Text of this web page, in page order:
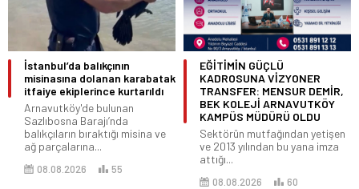
İstanbul’da balıkçının
misinasına dolanan karabatak
itfaiye ekiplerince kurtarıldı
Arnavutköy'de bulunan
Sazlıbosna Barajı’nda
balıkçıların bıraktığı misina ve
ağ parçalarına...
08.08.2026 55
EĞİTİMİN GÜÇLÜ
KADROSUNA VİZYONER
TRANSFER: MENSUR DEMİR,
BEK KOLEJİ ARNAVUTKÖY
KAMPÜS MÜDÜRÜ OLDU
Sektörün mutfağından yetişen
ve 2013 yılından bu yana imza
attığı...
08.08.2026 60